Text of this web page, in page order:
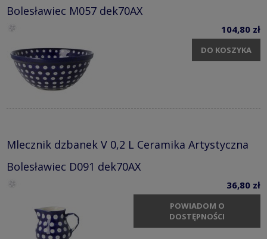
Bolesławiec M057 dek70AX
104,80 zł
DO KOSZYKA
Mlecznik dzbanek V 0,2 L Ceramika Artystyczna
Bolesławiec D091 dek70AX
36,80 zł
POWIADOM O
DOSTĘPNOŚCI